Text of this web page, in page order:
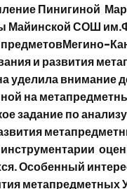
Пинигиной
Майинской СОШ
и развития
внимание
на
по анализу
Особенный
метапредметных